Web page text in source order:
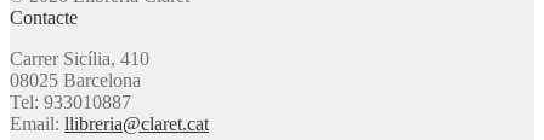
Contacte
Carrer Sicília, 410
08025 Barcelona
Tel: 933010887
Email: llibreria@claret.cat